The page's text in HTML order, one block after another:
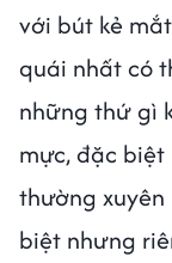
với bút kẻ
quái nhất có
những thứ gì
mực, đặc
thường
biệt nhưng